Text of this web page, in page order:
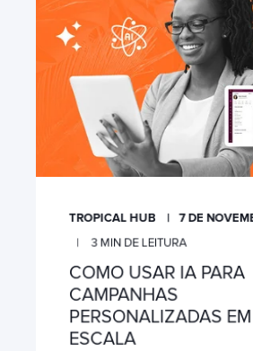
TROPICAL HUB
7 DE
3MIN DE LEITURA
COMO USAR IA PARA
CAMPANHAS
PERSONALIZADAS EM
ESCALA